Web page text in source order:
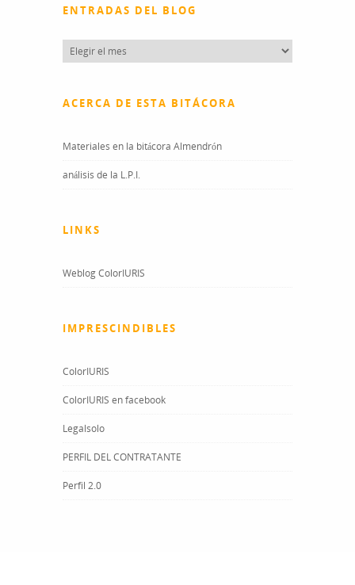
ENTRADAS DEL BLOG
Entradas
del
ACERCA DE ESTA BITÁCORA
Materiales en la bitácora Almendrón
análisis de la L.P.I.
LINKS
Weblog ColorIURIS
IMPRESCINDIBLES
ColorIURIS
ColorIURIS en facebook
Legalsolo
PERFIL DEL CONTRATANTE
Perfil 2.0